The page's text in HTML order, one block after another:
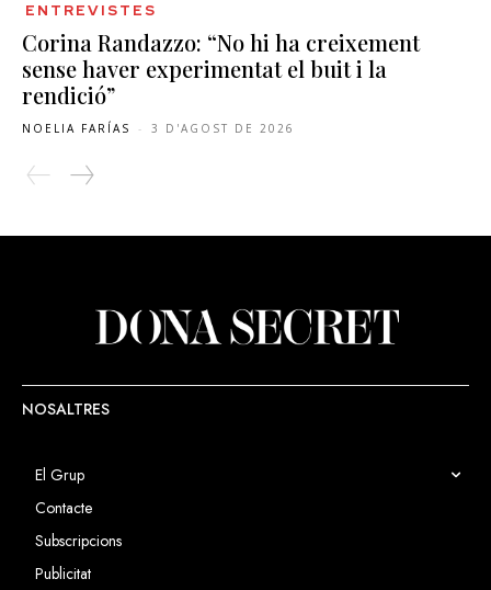
ENTREVISTES
Corina Randazzo: “No hi ha creixement
sense haver experimentat el buit i la
rendició”
NOELIA FARÍAS - 3 D'AGOST DE 2026
NOSALTRES
El Grup
Contacte
Subscripcions
Publicitat